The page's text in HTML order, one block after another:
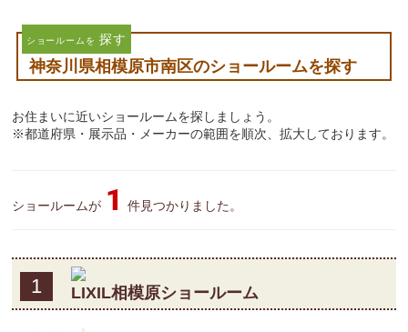
ショールームを 探す
神奈川県相模原市南区のショールームを探す
お住まいに近いショールームを探しましょう。
※都道府県・展示品・メーカーの範囲を順次、拡大しております。
ショールームが 1 件見つかりました。
1 LIXIL相模原ショールーム